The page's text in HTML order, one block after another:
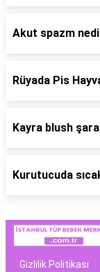
Akut spazm
Rüyada Pis
Kayra blush
Kurutucuda
Gizlilik Politikası